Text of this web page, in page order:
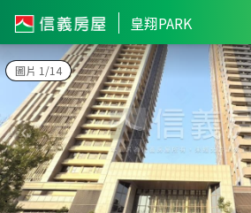
皇翔PARK
圖片 1/14